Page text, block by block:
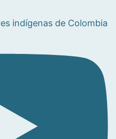
indígenas de Colombia